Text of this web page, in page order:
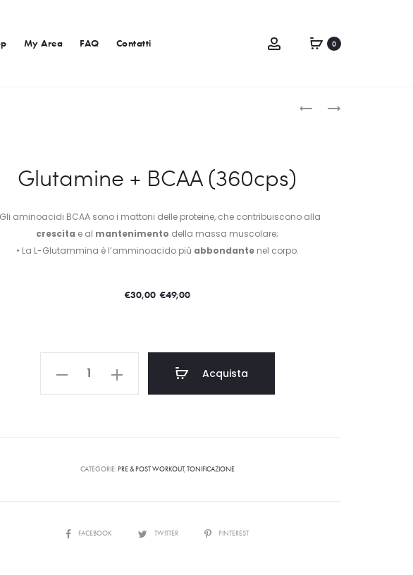
My Area FAQ Contatti 0
Glutamine + BCAA (360cps)
Gli aminoacidi BCAA sono i mattoni delle proteine, che contribuiscono alla
crescita e al mantenimento della massa muscolare;
• La L-Glutammina è l’amminoacido più abbondantenel corpo.
€49,00
€30,00
Acquista
CATEGORIE:PRE & POST WORKOUT,TONIFICAZIONE
FACEBOOK TWITTER PINTEREST